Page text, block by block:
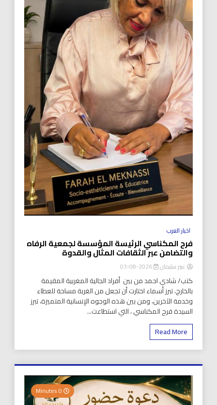
اخبار العرب
فرح المكناسي الرئيسة المؤسسة لجمعية الرفاه
والتضامن عبر الثقافات المثال والقدوة
عبير سليمان 2026-08-03
كتب/ شادي احمد من بين أفراد الجالية المغربية المقيمة
بالخارج، تبرز أسماء اختارت أن تجعل من الغربة مساحة للعطاء
وخدمة الآخرين، ومن بين هذه الوجوه الإنسانية المتميزة، تبرز
السيدة فرح المكناسي ، التي استطاعت...
Read More